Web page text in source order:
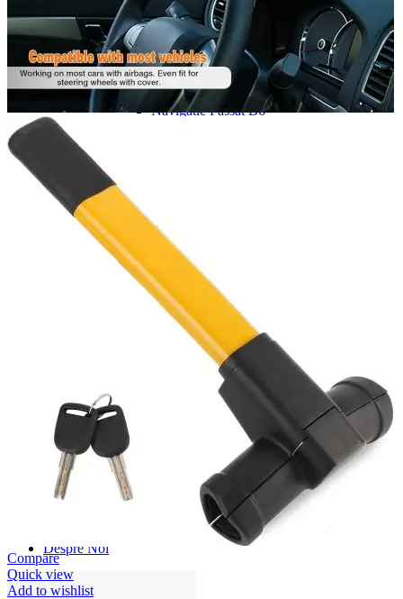
Navigație Mercedes W204
Navigație Mercedes W211
Navigație Mercedes Sprinter
Passat
Navigație Passat B5
Navigație Passat B5 5
Navigație Passat B6
Navigație Skoda Octavia 1
Navigație Skoda Octavia 2
Navigație Skoda Octavia 3
Navigație Skoda Rapid
Navigație Skoda Superb 1
Navigație Skoda Superb 2
Navigație Toyota Avensis T25
Portbagaj Plafon Auto
Accesorii auto masina
Accesorii Dacia Duster 3
Accesorii Duster 2
Accesorii Dacia Jogger
Parfum masina
Copertine auto
Incalzitor diesel
Despre Noi
Compare
Quick view
Add to wishlist